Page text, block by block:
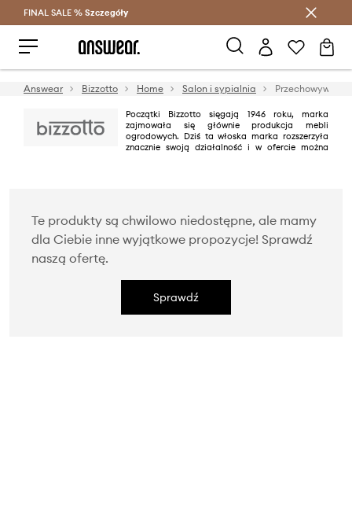
Oszczędzaj z Answear Club >
FINAL SALE % Szczegóły
Answear Bizzotto Home Salon i sypialnia
Początki Bizzotto sięgają 1946 roku, marka
zajmowała się głównie produkcja mebli
ogrodowych. Dziś ta włoska marka rozszerzyła
znacznie swoją działalność i w ofercie można
Te produkty są chwilowo niedostępne, ale mamy
dla Ciebie inne wyjątkowe propozycje! Sprawdź
naszą ofertę.
Sprawdź